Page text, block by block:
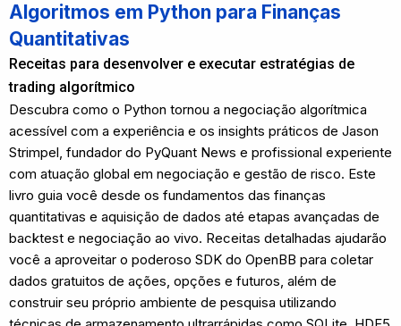
Algoritmos em Python para Finanças
Quantitativas
Receitas para desenvolver e executar estratégias de
trading algorítmico
Descubra como o Python tornou a negociação algorítmica
acessível com a experiência e os insights práticos de Jason
Strimpel, fundador do PyQuant News e profissional experiente
com atuação global em negociação e gestão de risco. Este
livro guia você desde os fundamentos das finanças
quantitativas e aquisição de dados até etapas avançadas de
backtest e negociação ao vivo. Receitas detalhadas ajudarão
você a aproveitar o poderoso SDK do OpenBB para coletar
dados gratuitos de ações, opções e futuros, além de
construir seu próprio ambiente de pesquisa utilizando